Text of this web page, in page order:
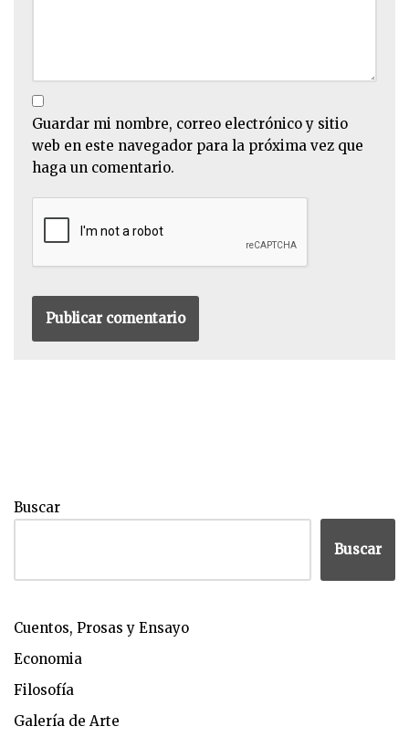
Guardar mi nombre, correo electrónico y sitio
web en este navegador para la próxima vez que
haga un comentario.
Buscar
Buscar
Cuentos, Prosas y Ensayo
Economia
Filosofía
Galería de Arte